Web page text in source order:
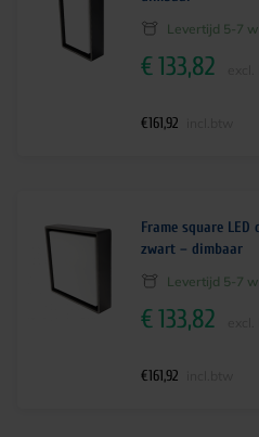
Levertijd 5-7
€133,82
€161,92
Frame square LED
zwart – dimbaar
Levertijd 5-7
€133,82
€161,92